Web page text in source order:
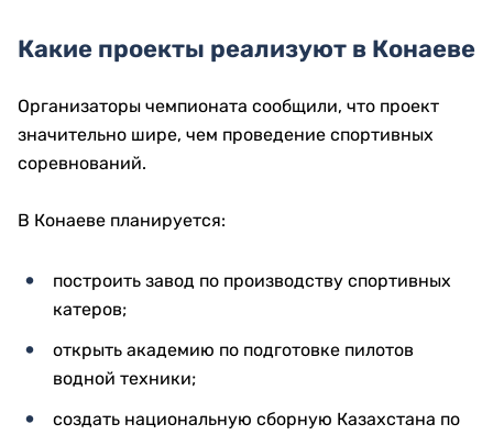
Какие проекты реализуют в Конаеве
Организаторы чемпионата сообщили, что проект
значительно шире, чем проведение спортивных
соревнований.
В Конаеве планируется:
построить завод по производству спортивных
катеров;
открыть академию по подготовке пилотов
водной техники;
создать национальную сборную Казахстана по